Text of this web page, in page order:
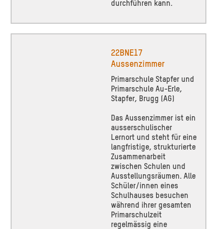
durchführen kann.
22BNE17
Aussenzimmer
Primarschule Stapfer und
Primarschule Au-Erle,
Stapfer, Brugg (AG)
Das Aussenzimmer ist ein
ausserschulischer
Lernort und steht für eine
langfristige, strukturierte
Zusammenarbeit
zwischen Schulen und
Ausstellungsräumen. Alle
Schüler/innen eines
Schulhauses besuchen
während ihrer gesamten
Primarschulzeit
regelmässig eine